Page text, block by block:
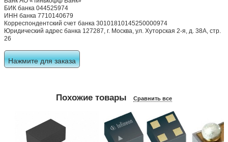
БИК банка 044525974
ИНН банка 7710140679
Корреспондентский счет банка 30101810145250000974
Юридический адрес банка 127287, г. Москва, ул. Хуторская 2-я, д. 38А, стр.
26
Нажмите для заказа
Похожие товары Сравнить все